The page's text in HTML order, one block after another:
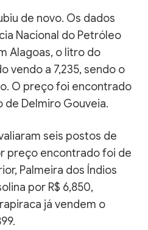
de novo. Os dados
Nacional do Petróleo
Alagoas, o litro do
vendo a 7,235, sendo o
O preço foi encontrado
Delmiro Gouveia.
seis postos de
preço encontrado foi de
Palmeira dos Índios
por R$ 6,850,
já vendem o